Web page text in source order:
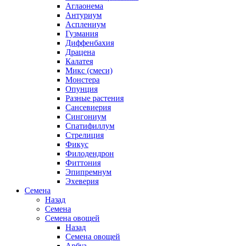
Аглаонема
Антуриум
Асплениум
Гузмания
Диффенбахия
Драцена
Калатея
Микс (смеси)
Монстера
Опунция
Разные растения
Сансевиерия
Сингониум
Спатифиллум
Стрелиция
Фикус
Филодендрон
Фиттония
Эпипремнум
Эхеверия
Семена
Назад
Семена
Семена овощей
Назад
Семена овощей